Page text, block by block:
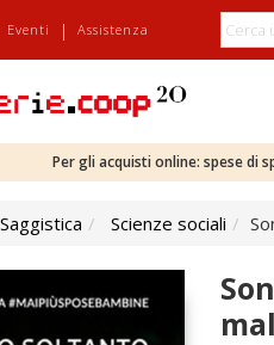
Eventi | Assistenza
Per gli acquisti online: spese di
Saggistica Scienze sociali